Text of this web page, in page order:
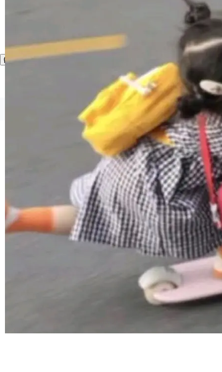
整性保护。效果是：吞吐量提升 41%，每 token
成本降低 30%，精度不变。 FP8 省的不仅是显
存 KV cache 是推理时最吃显...
让语音识别不再只是听清，而是真正听懂。通过
先理解你的语境和意图，再把准确的文字直接给
到你。从“逐字转写、单点优化”演进为“理解语
境、兼容场景、一键直出”。 Hy ASR 3.0 previe
w 不要求标准普通话，方言识别覆盖粤语、吴语
等 10 大方言片区和 20 余个二级小片区。在开
源评测集中，Hy ASR 3.0 preview 在多语种的
©OSCHINA(OSChina.NET) 京ICP备2025119063号